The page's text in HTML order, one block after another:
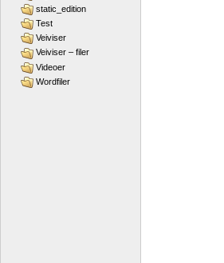
static_edition
Test
Veiviser
Veiviser – filer
Videoer
Wordfiler